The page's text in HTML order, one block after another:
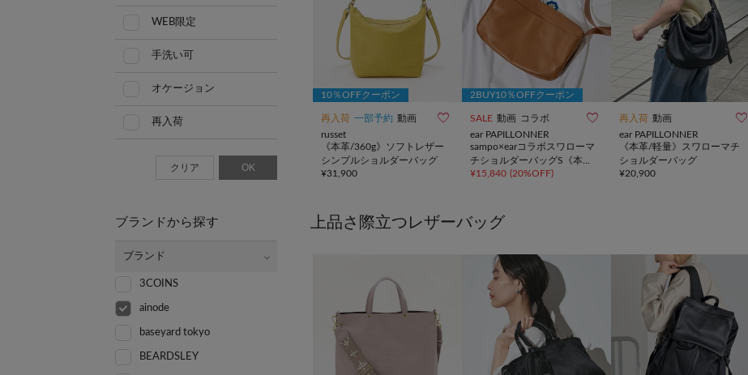
10％OFFクーポン
再入荷 一部予約 動画 
russet
《本革/360g》ソフトレザー
シンプルショルダーバッグ
¥31,900
2BUY10％OFFクーポン
SALE 動画 コラボ 
ear PAPILLONNER
sampo×earコラボスワローマ
チショルダーバッグS《本
革》
¥15,840 (20%OFF)
再入荷 動画 
ear PAPILLONNER
《本革/軽量》スワローマチ
ショルダーバッグ
¥20,900
上品さ際立つレザーバッグ
WEB限定
手洗い可
オケージョン
再入荷
クリア OK
ブランドから探す
ブランド
3COINS
ainode
baseyard tokyo
BEARDSLEY